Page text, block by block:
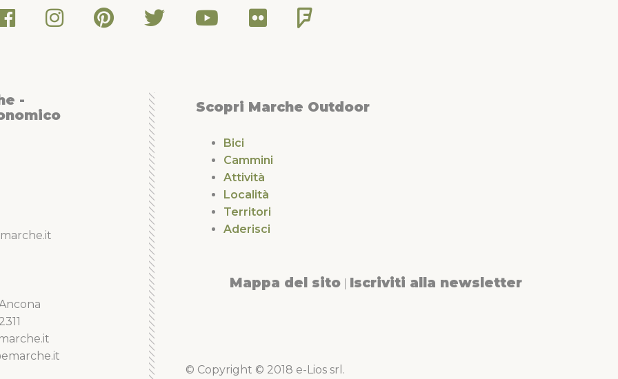
-
Scopri Marche Outdoor
Bici
Cammini
Attività
Località
Territori
Aderisci
Mappa del sito Iscriviti alla newsletter
© Copyright © 2018 e-Lios srl.